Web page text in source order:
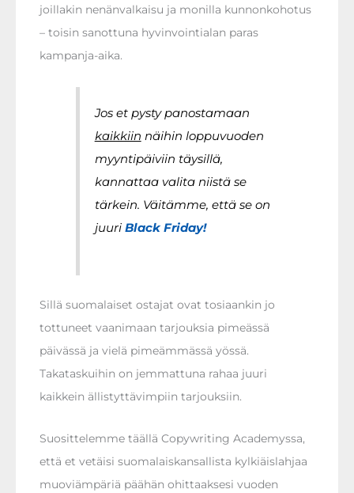
joillakin nenänvalkaisu ja monilla kunnonkohotus
– toisin sanottuna hyvinvointialan paras
kampanja-aika.
Jos et pysty panostamaan
kaikkiin näihin loppuvuoden
myyntipäiviin täysillä,
kannattaa valita niistä se
tärkein. Väitämme, että se on
juuri Black Friday!
Sillä suomalaiset ostajat ovat tosiaankin jo
tottuneet vaanimaan tarjouksia pimeässä
päivässä ja vielä pimeämmässä yössä.
Takataskuihin on jemmattuna rahaa juuri
kaikkein ällistyttävimpiin tarjouksiin.
Suosittelemme täällä Copywriting Academyssa,
että et vetäisi suomalaiskansallista kylkiäislahjaa
muoviämpäriä päähän ohittaaksesi vuoden